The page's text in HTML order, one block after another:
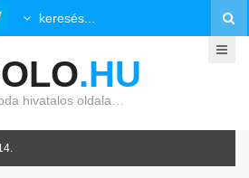
.HU
hivatalos oldala…